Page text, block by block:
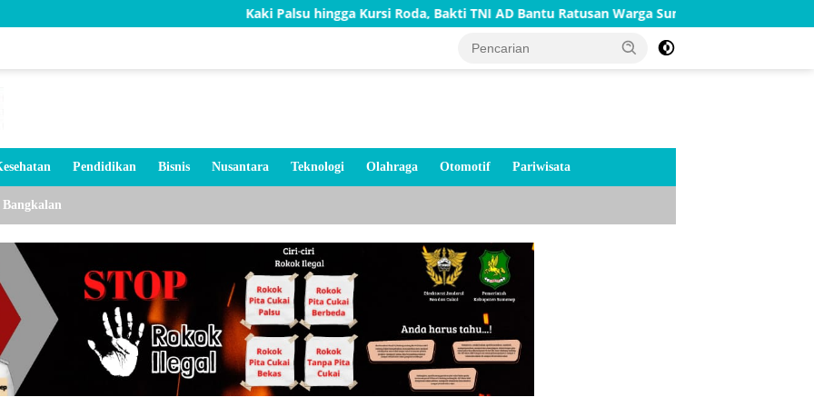
Kaki Palsu hingga Kursi Roda, Bakti TNI AD Bantu Ratusan Warga Sumenep TNI AD Bangun
Pendidikan Bisnis Nusantara Teknologi Olahraga Otomotif Pariwisata
Bangkalan